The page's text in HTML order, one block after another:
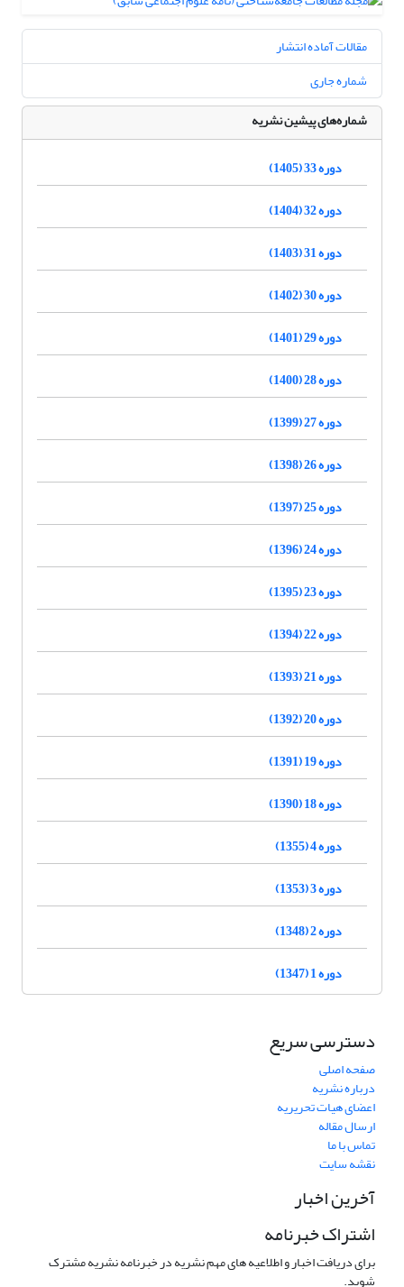
مقالات آماده انتشار
شماره جاری
شماره‌های پیشین نشریه
دوره 33 (1405)
دوره 32 (1404)
دوره 31 (1403)
دوره 30 (1402)
دوره 29 (1401)
دوره 28 (1400)
دوره 27 (1399)
دوره 26 (1398)
دوره 25 (1397)
دوره 24 (1396)
دوره 23 (1395)
دوره 22 (1394)
دوره 21 (1393)
دوره 20 (1392)
دوره 19 (1391)
دوره 18 (1390)
دوره 4 (1355)
دوره 3 (1353)
دوره 2 (1348)
دوره 1 (1347)
دسترسی سریع
صفحه اصلی
درباره نشریه
اعضای هیات تحریریه
ارسال مقاله
تماس با ما
نقشه سایت
آخرین اخبار
اشتراک خبرنامه
برای دریافت اخبار و اطلاعیه های مهم نشریه در خبرنامه نشریه مشترک
شوید.